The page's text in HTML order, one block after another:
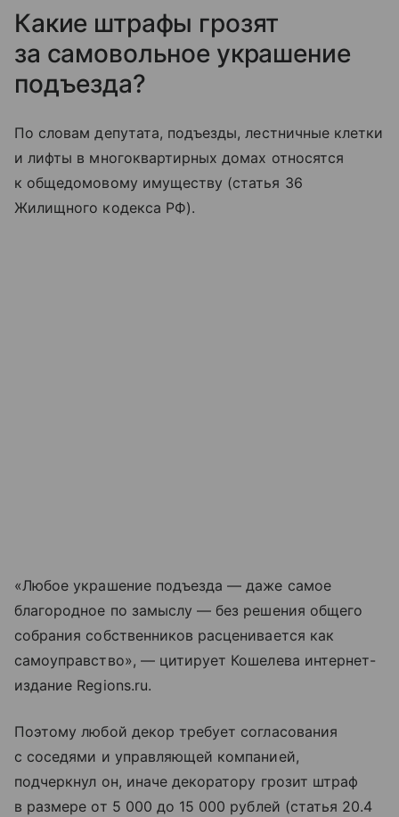
Какие штрафы грозят
за самовольное украшение
подъезда?
По словам депутата, подъезды, лестничные клетки
и лифты в многоквартирных домах относятся
к общедомовому имуществу (статья 36
Жилищного кодекса РФ).
«Любое украшение подъезда — даже самое
благородное по замыслу — без решения общего
собрания собственников расценивается как
самоуправство», — цитирует Кошелева интернет-
издание Regions.ru.
Поэтому любой декор требует согласования
с соседями и управляющей компанией,
подчеркнул он, иначе декоратору грозит штраф
в размере от 5 000 до 15 000 рублей (статья 20.4